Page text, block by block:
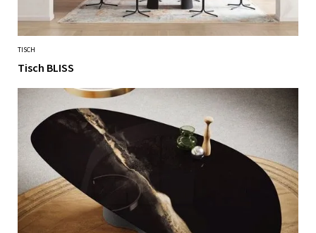
TISCH
Tisch BLISS